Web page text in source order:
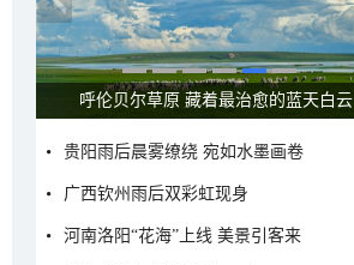
呼伦贝尔草原 藏着最治愈的蓝天白云
贵阳雨后晨雾缭绕 宛如水墨画卷
广西钦州雨后双彩虹现身
河南洛阳“花海”上线 美景引客来